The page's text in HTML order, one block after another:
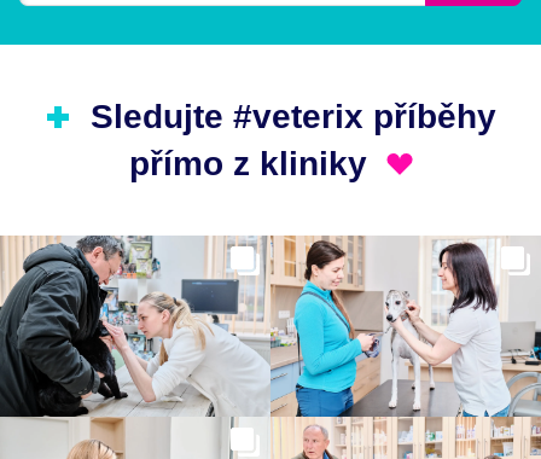
Sledujte #veterix příběhy
přímo z kliniky